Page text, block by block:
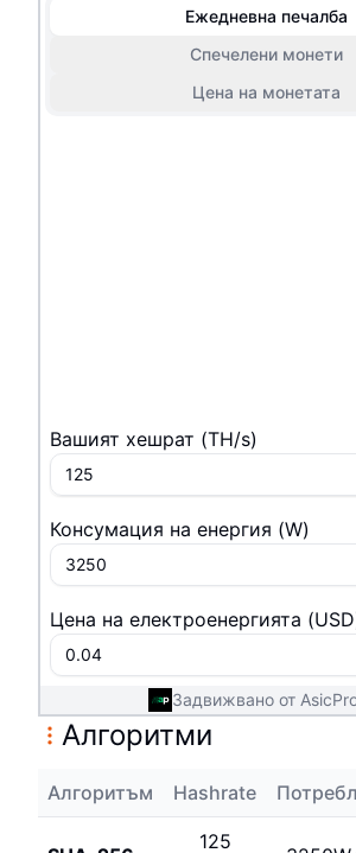
Ежедневна печалба
Спечелени монети
Цена на монетата
Вашият хешрат (TH/s)
Консумация на енергия (W)
Цена на електроенергията (USD
Задвижвано от
Алгоритми
Алгоритъм Hashrate
125